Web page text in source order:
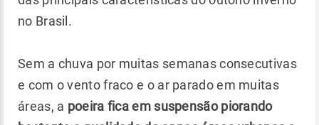
no Brasil.
Sem a chuva por muitas semanas consecutivas
e com o vento fraco e o ar parado em muitas
áreas, a poeira fica em suspensão piorando